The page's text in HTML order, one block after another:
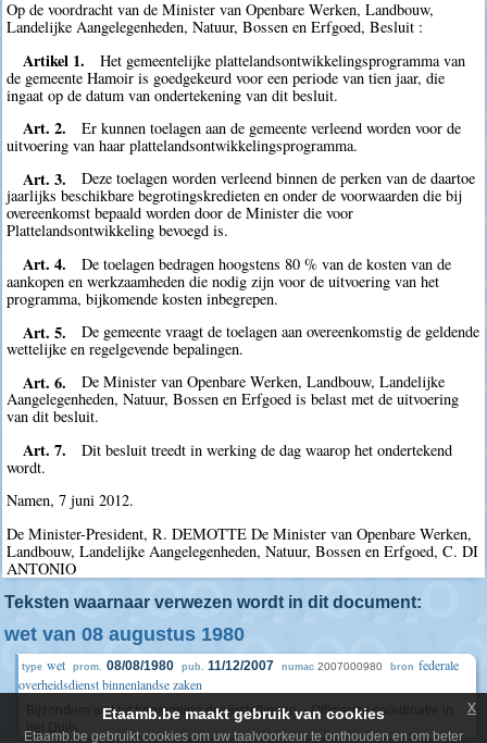
Op de voordracht van de Minister van Openbare Werken, Landbouw,
Landelijke Aangelegenheden, Natuur, Bossen en Erfgoed, Besluit :
Artikel 1.
Het gemeentelijke plattelandsontwikkelingsprogramma van
de gemeente Hamoir is goedgekeurd voor een periode van tien jaar, die
ingaat op de datum van ondertekening van dit besluit.
Art. 2.
Er kunnen toelagen aan de gemeente verleend worden voor de
uitvoering van haar plattelandsontwikkelingsprogramma.
Art. 3.
Deze toelagen worden verleend binnen de perken van de daartoe
jaarlijks beschikbare begrotingskredieten en onder de voorwaarden die bij
overeenkomst bepaald worden door de Minister die voor
Plattelandsontwikkeling bevoegd is.
Art. 4.
De toelagen bedragen hoogstens 80 % van de kosten van de
aankopen en werkzaamheden die nodig zijn voor de uitvoering van het
programma, bijkomende kosten inbegrepen.
Art. 5.
De gemeente vraagt de toelagen aan overeenkomstig de geldende
wettelijke en regelgevende bepalingen.
Art. 6.
De Minister van Openbare Werken, Landbouw, Landelijke
Aangelegenheden, Natuur, Bossen en Erfgoed is belast met de uitvoering
van dit besluit.
Art. 7.
Dit besluit treedt in werking de dag waarop het ondertekend
wordt.
Namen, 7 juni 2012.
De Minister-President, R. DEMOTTE De Minister van Openbare Werken,
Landbouw, Landelijke Aangelegenheden, Natuur, Bossen en Erfgoed, C. DI
ANTONIO
Teksten waarnaar verwezen wordt in dit document:
wet van 08 augustus 1980
type wet prom. 08/08/1980 pub. 11/12/2007 numac 2007000980 bron federale
overheidsdienst binnenlandse zaken
Bijzondere wet tot hervorming der instellingen. - Officieuze coördinatie in
het Duits
Etaamb.be maakt gebruik van cookies
Etaamb.be gebruikt cookies om uw taalvoorkeur te onthouden en om beter
x